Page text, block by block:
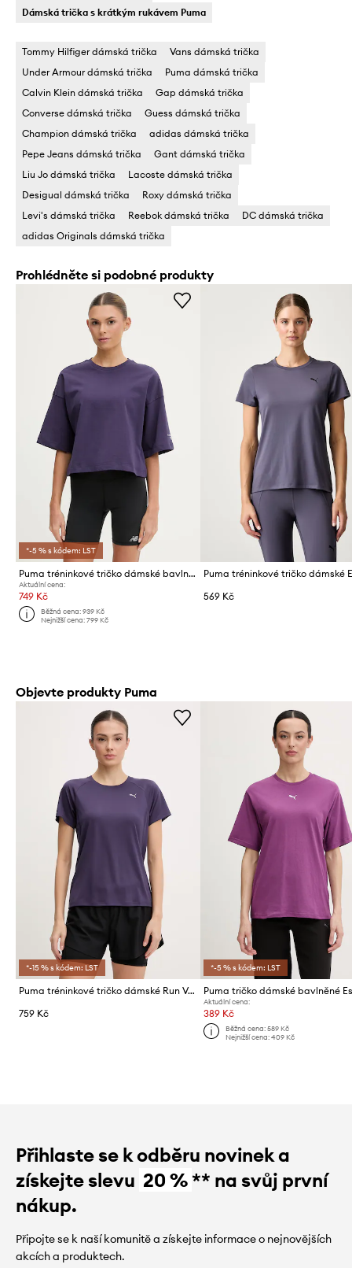
Dámská trička s krátkým rukávem Puma
Tommy Hilfiger dámská trička
Vans dámská trička
Under Armour dámská trička
Puma dámská trička
Calvin Klein dámská trička
Gap dámská trička
Converse dámská trička
Guess dámská trička
Champion dámská trička
adidas dámská trička
Pepe Jeans dámská trička
Gant dámská trička
Liu Jo dámská trička
Lacoste dámská trička
Desigual dámská trička
Roxy dámská trička
Levi's dámská trička
Reebok dámská trička
DC dámská trička
adidas Originals dámská trička
Prohlédněte si podobné produkty
*-5 % s kódem: LST
Puma tréninkové tričko dámské bavlněné City lifestyle HYROX
Aktuální cena:
749 Kč
Běžná cena:939 Kč
Nejnižší cena:799 Kč
569 Kč
Objevte produkty Puma
*-15 % s kódem: LST
Puma tréninkové tričko dámské Run Velocity
759 Kč
*-5 % s kódem: LST
Aktuální cena:
389 Kč
Běžná cena: 589 Kč
Nejnižší cena: 409 Kč
Přihlaste se k odběru novinek a
získejte slevu 20 %** na svůj první
nákup.
Připojte se k naší komunitě a získejte informace o nejnovějších
akcích a produktech.